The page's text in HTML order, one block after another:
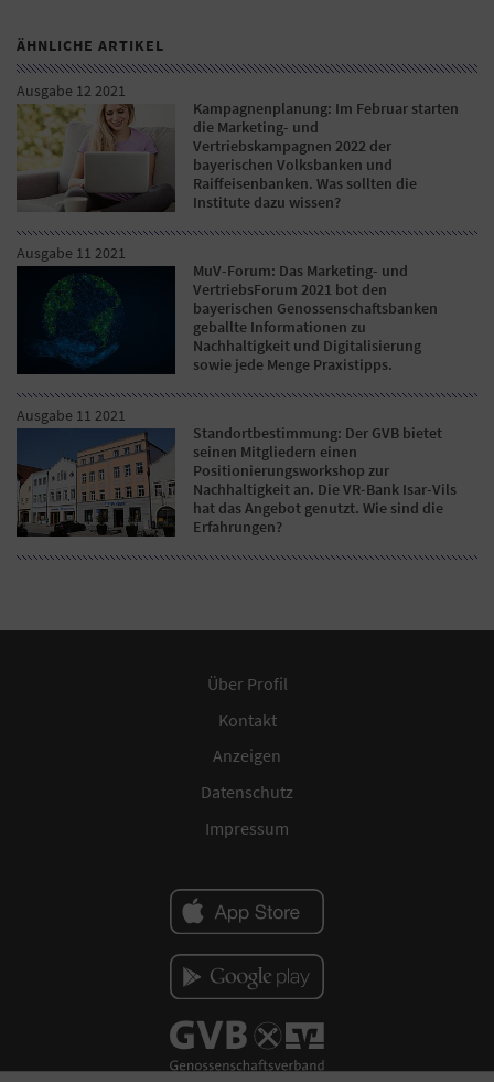
ÄHNLICHE ARTIKEL
Ausgabe 12 2021
Kampagnenplanung: Im Februar starten
die Marketing- und
Vertriebskampagnen 2022 der
bayerischen Volksbanken und
Raiffeisenbanken. Was sollten die
Institute dazu wissen?
Ausgabe 11 2021
MuV-Forum: Das Marketing- und
VertriebsForum 2021 bot den
bayerischen Genossenschaftsbanken
geballte Informationen zu
Nachhaltigkeit und Digitalisierung
sowie jede Menge Praxistipps.
Ausgabe 11 2021
Standortbestimmung: Der GVB bietet
seinen Mitgliedern einen
Positionierungsworkshop zur
Nachhaltigkeit an. Die VR-Bank Isar-Vils
hat das Angebot genutzt. Wie sind die
Erfahrungen?
Über Profil
Kontakt
Anzeigen
Datenschutz
Impressum